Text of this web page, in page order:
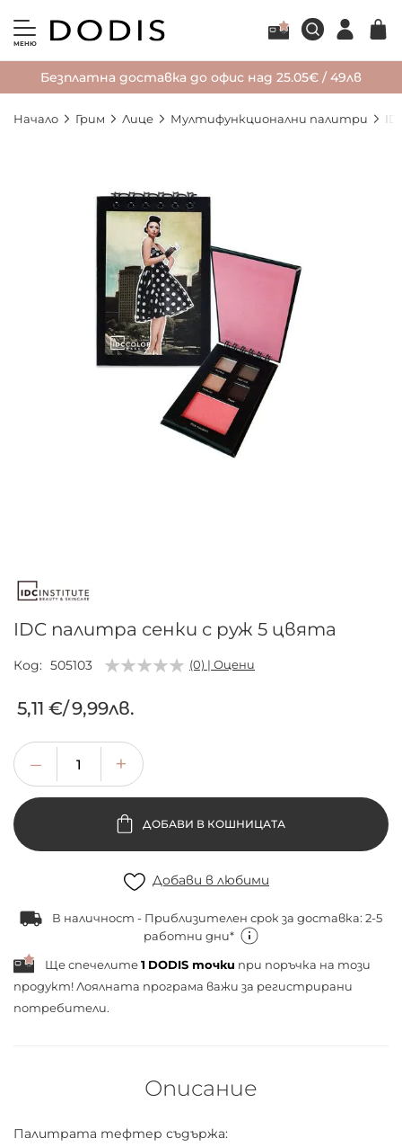
МЕНЮ
Безплатна доставка до офис над 25.05€ / 49лв
Начало Грим Лице Мултифункционални палитри
изображенията
на
със
IDC палитра сенки с руж 5 цвята
Код 505103 (0) | Оцени
5,11 €/9,99лв.
ДОБАВИ В КОШНИЦАТА
Добави в любими
В наличност - Приблизителен срок за доставка: 2-5
работни дни*
Ще спечелите1 DODIS точки при поръчка на този
продукт! Лоялната програма важи за регистрирани
потребители.
Описание
Палитрата тефтер съдържа: